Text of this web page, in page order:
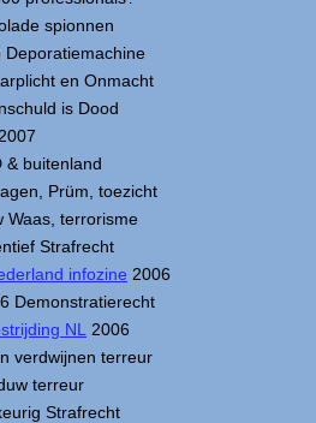
spionnen
Deporatiemachine
en Onmacht
is Dood
2007
& buitenland
Prüm, toezicht
Waas, terrorisme
Strafrecht
infozine 2006
Demonstratierecht
NL
2006
verdwijnen terreur
terreur
Strafrecht